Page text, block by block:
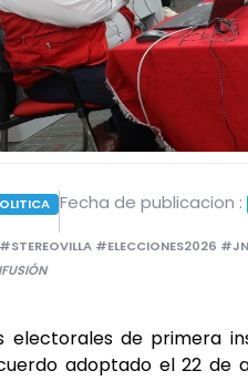
Fecha de publicacion :
#STEREOVILLA #ELECCIONES2026
electorales de primera
adoptado el 22 de